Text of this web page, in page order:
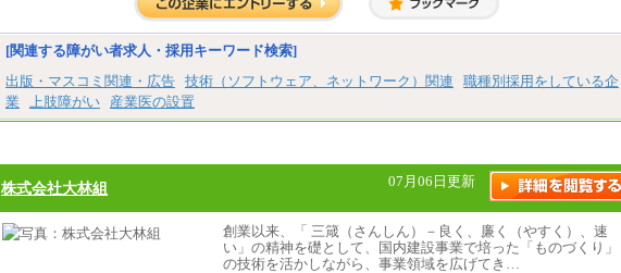
[関連する障がい者求人・採用キーワード検索]
出版・マスコミ関連・広告 技術（ソフトウェア、ネットワーク）関連
職種別採用をしている企
業
上肢障がい 産業医の設置
株式会社大林組 07月06日更新
創業以来、「 三箴（さんしん）－良く、廉く（やすく）、速
い」の精神を礎として、国内建設事業で培った「ものづくり」
の技術を活かしながら、事業領域を広げてき…